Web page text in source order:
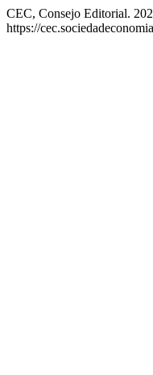
CEC, Consejo Editorial.
https://